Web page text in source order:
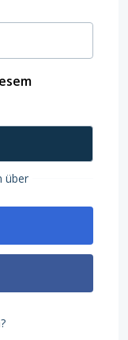
über